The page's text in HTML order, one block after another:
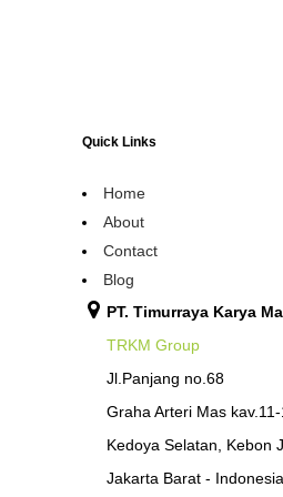
Quick Links
Home
About
Contact
Blog
PT. Timurraya Karya
TRKM Group
Jl.Panjang no.68
Graha Arteri Mas
Kedoya Selatan, Kebon
Jakarta Barat - Indonesia